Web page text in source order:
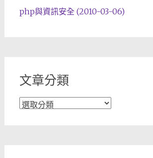
php與資訊安全 (2010-03-06)
文章分類
文